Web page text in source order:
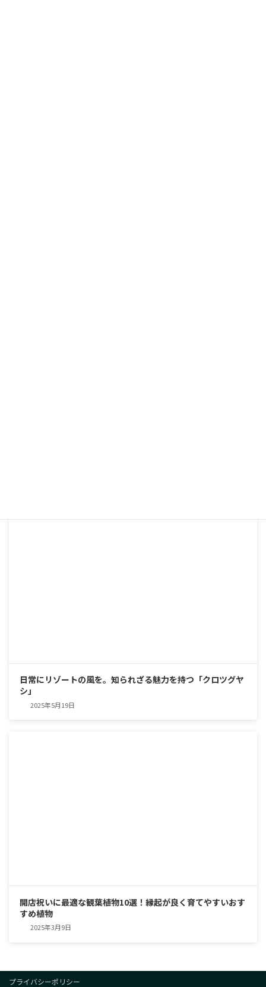
日常にリゾートの風を。知られざる魅力を持つ「クロツグヤ
シ」
2025年5月19日
開店祝いに最適な観葉植物10選！縁起が良く育てやすいおす
すめ植物
2025年3月9日
プライバシーポリシー